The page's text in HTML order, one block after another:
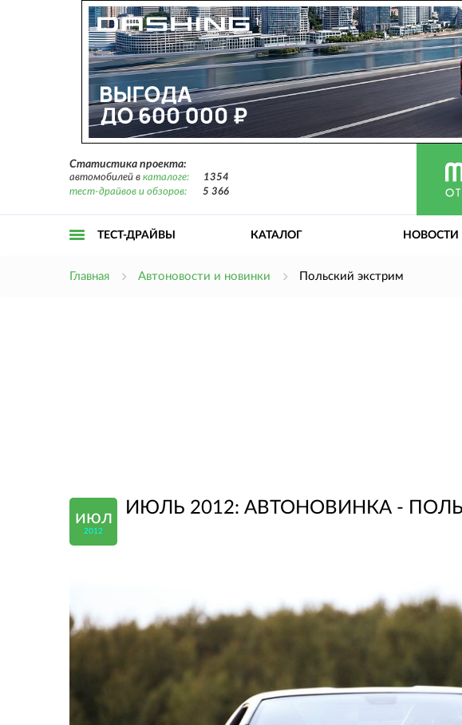
Статистика проекта:
автомобилей в каталоге:
1354
тест-драйвов и обзоров:
5 366
ТЕСТ-ДРАЙВЫ КАТАЛОГ НОВОСТИ
Главная Автоновости и новинки Польский экстрим
июл
2012
ИЮЛЬ 2012: АВТОНОВИНКА -